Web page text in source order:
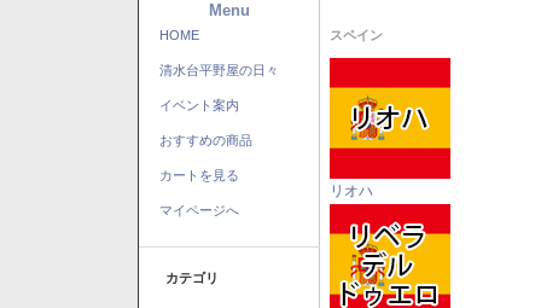
Menu
HOME
清水台平野屋の日々
イベント案内
おすすめの商品
カートを見る
マイページへ
カテゴリ
スペイン
リオハ